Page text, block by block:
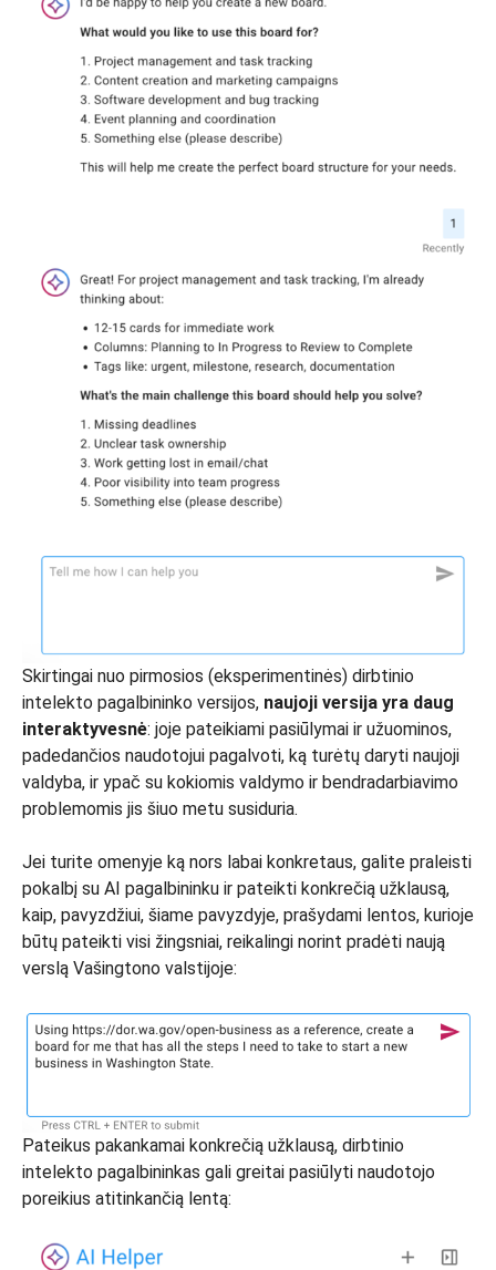
Skirtingai nuo pirmosios (eksperimentinės) dirbtinio
intelekto pagalbininko versijos, naujoji versija yra daug
interaktyvesnė: joje pateikiami pasiūlymai ir užuominos,
padedančios naudotojui pagalvoti, ką turėtų daryti naujoji
valdyba, ir ypač su kokiomis valdymo ir bendradarbiavimo
problemomis jis šiuo metu susiduria.
Jei turite omenyje ką nors labai konkretaus, galite praleisti
pokalbį su AI pagalbininku ir pateikti konkrečią užklausą,
kaip, pavyzdžiui, šiame pavyzdyje, prašydami lentos, kurioje
būtų pateikti visi žingsniai, reikalingi norint pradėti naują
verslą Vašingtono valstijoje:
Pateikus pakankamai konkrečią užklausą, dirbtinio
intelekto pagalbininkas gali greitai pasiūlyti naudotojo
poreikius atitinkančią lentą: